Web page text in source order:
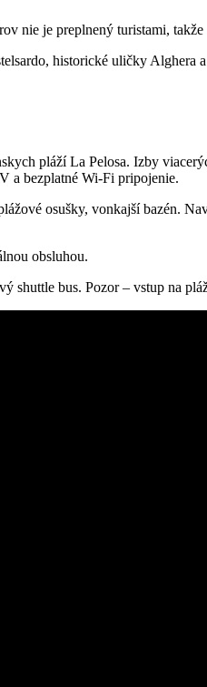
nie je preplnený turistami,
historické uličky
pláží La Pelosa. Izby
a bezplatné Wi-Fi pripojenie.
osušky, vonkajší bazén.
obsluhou.
shuttle bus. Pozor – vstup na